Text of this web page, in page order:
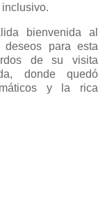
bienvenida al
deseos para esta
de su visita
donde quedó
y la rica